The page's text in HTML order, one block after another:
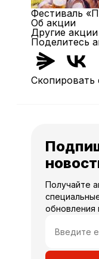
Фестиваль
Об акции
Другие акции
Поделитесь
Скопировать
Получайте
обновления